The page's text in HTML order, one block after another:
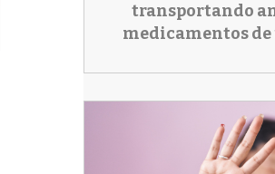
transportando
medicamentos